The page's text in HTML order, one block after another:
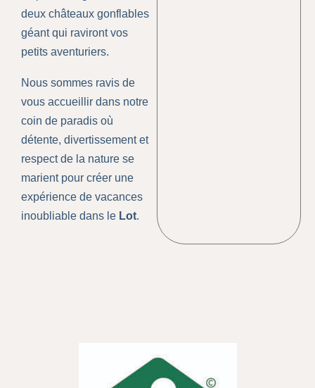
deux châteaux gonflables
géant qui raviront vos
petits aventuriers.
Nous sommes ravis de
vous accueillir dans notre
coin de paradis où
détente, divertissement et
respect de la nature se
marient pour créer une
expérience de vacances
inoubliable dans le Lot.